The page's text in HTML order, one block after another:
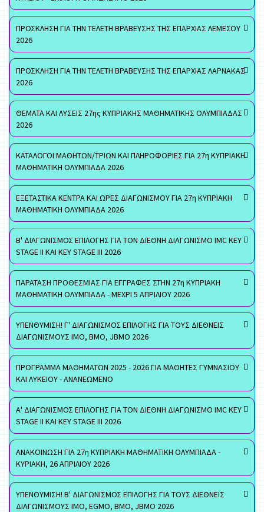
ΠΡΟΣΚΛΗΣΗ ΓΙΑ ΤΗΝ ΤΕΛΕΤΗ ΒΡΑΒΕΥΣΗΣ ΤΗΣ ΕΠΑΡΧΙΑΣ ΛΕΜΕΣΟΥ
2026
ΠΡΟΣΚΛΗΣΗ ΓΙΑ ΤΗΝ ΤΕΛΕΤΗ ΒΡΑΒΕΥΣΗΣ ΤΗΣ ΕΠΑΡΧΙΑΣ ΛΑΡΝΑΚΑΣ
2026
ΘΕΜΑΤΑ ΚΑΙ ΛΥΣΕΙΣ 27ης ΚΥΠΡΙΑΚΗΣ ΜΑΘΗΜΑΤΙΚΗΣ ΟΛΥΜΠΙΑΔΑΣ
2026
ΚΑΤΑΛΟΓΟΙ ΜΑΘΗΤΩΝ/ΤΡΙΩΝ ΚΑΙ ΠΛΗΡΟΦΟΡΙΕΣ ΓΙΑ 27η ΚΥΠΡΙΑΚΗ
ΜΑΘΗΜΑΤΙΚΗ ΟΛΥΜΠΙΑΔΑ 2026
ΕΞΕΤΑΣΤΙΚΑ ΚΕΝΤΡΑ ΚΑΙ ΩΡΕΣ ΔΙΑΓΩΝΙΣΜΟΥ ΓΙΑ 27η ΚΥΠΡΙΑΚΗ
ΜΑΘΗΜΑΤΙΚΗ ΟΛΥΜΠΙΑΔΑ 2026
Β' ΔΙΑΓΩΝΙΣΜΟΣ ΕΠΙΛΟΓΗΣ ΓΙΑ ΤΟΝ ΔΙΕΘΝΗ ΔΙΑΓΩΝΙΣΜΟ IMC KEY
STAGE II ΚΑΙ KEY STAGE III 2026
ΠΑΡΑΤΑΣΗ ΠΡΟΘΕΣΜΙΑΣ ΓΙΑ ΕΓΓΡΑΦΕΣ ΣΤΗΝ 27η ΚΥΠΡΙΑΚΗ
ΜΑΘΗΜΑΤΙΚΗ ΟΛΥΜΠΙΑΔΑ - ΜΕΧΡΙ 5 ΑΠΡΙΛΙΟΥ 2026
ΥΠΕΝΘΥΜΙΣΗ! Γ' ΔΙΑΓΩΝΙΣΜΟΣ ΕΠΙΛΟΓΗΣ ΓΙΑ ΤΟΥΣ ΔΙΕΘΝΕΙΣ
ΔΙΑΓΩΝΙΣΜΟΥΣ ΙΜΟ, ΒΜΟ, JBMO 2026
ΠΡΟΓΡΑΜΜΑ ΜΑΘΗΜΑΤΩΝ 2025 - 2026 ΓΙΑ ΜΑΘΗΤΕΣ ΓΥΜΝΑΣΙΟΥ
ΚΑΙ ΛΥΚΕΙΟΥ - ΑΝΑΝΕΩΜΕΝΟ
Α' ΔΙΑΓΩΝΙΣΜΟΣ ΕΠΙΛΟΓΗΣ ΓΙΑ ΤΟΝ ΔΙΕΘΝΗ ΔΙΑΓΩΝΙΣΜΟ IMC KEY
STAGE II ΚΑΙ KEY STAGE III 2026
ΑΝΑΚΟΙΝΩΣΗ ΓΙΑ 27η ΚΥΠΡΙΑΚΗ ΜΑΘΗΜΑΤΙΚΗ ΟΛΥΜΠΙΑΔΑ -
ΚΥΡΙΑΚΗ, 26 ΑΠΡΙΛΙΟΥ 2026
ΥΠΕΝΘΥΜΙΣΗ! Β' ΔΙΑΓΩΝΙΣΜΟΣ ΕΠΙΛΟΓΗΣ ΓΙΑ ΤΟΥΣ ΔΙΕΘΝΕΙΣ
ΔΙΑΓΩΝΙΣΜΟΥΣ ΙΜΟ, EGMO, ΒΜΟ, JBMO 2026